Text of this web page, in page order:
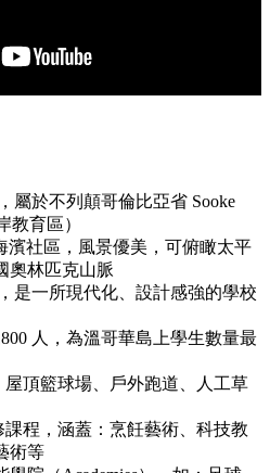
屬於不列顛哥倫比亞省 Sooke
教育區）
濱社區，風景優美，可俯瞰太平
奧林匹克山脈
是一所現代化、設計感強的學校
人，為溫哥華島上學生數量最
頂籃球場、戶外跑道、人工草
程，涵蓋：烹飪藝術、科技教
術等